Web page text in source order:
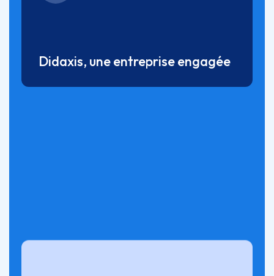
Didaxis, une entreprise engagée